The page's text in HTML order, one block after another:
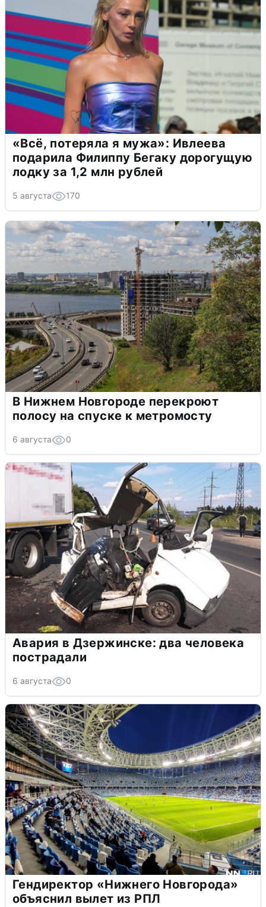
«Всё, потеряла я мужа»: Ивлеева
подарила Филиппу Бегаку дорогущую
лодку за 1,2 млн рублей
5 августа 170
В Нижнем Новгороде перекроют
полосу на спуске к метромосту
6 августа 0
Авария в Дзержинске: два человека
пострадали
6 августа 0
Гендиректор «Нижнего Новгорода»
объяснил вылет из РПЛ